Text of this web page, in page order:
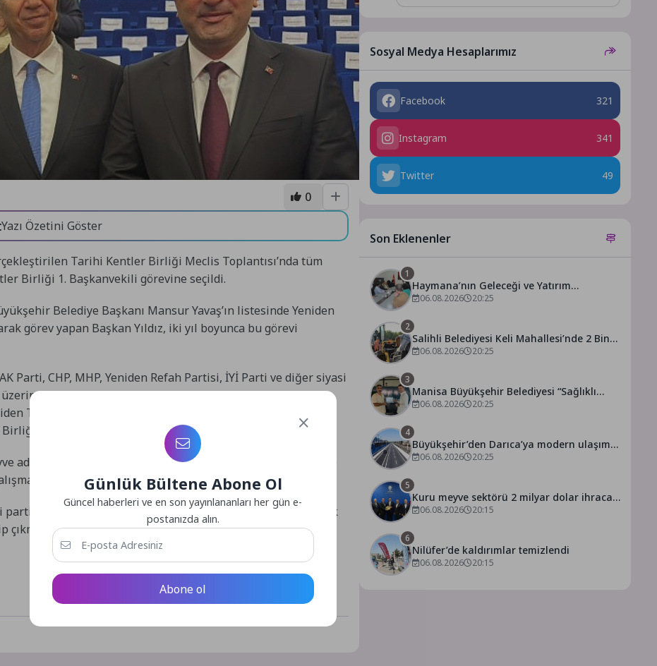
0
Yazı Özetini Göster
Tarihi Kentler Birliği Meclis Toplantısı’nda tüm
Birliği 1. Başkanvekili görevine seçildi.
Belediye Başkanı Mansur Yavaş’ın listesinde Yeniden
görev yapan Başkan Yıldız, iki yıl boyunca bu görevi
Parti, CHP, MHP, Yeniden Refah Partisi, İYİ Parti ve diğer siyasi
seçim yapıldı. Meclis toplantısında, Ankara
Tarihi Kentler Birliği Başkanlığı’na seçilirken, Geyve
Birliği 1. Başkanvekili olarak görevlendirildi.
adına da büyük bir gurur kaynağı olurken; tarihi, kültürel ve
aktif rol üstleneceği ifade edildi.
parti temsilcilerine ve birlik üyelerine teşekkür ederek, “Ortak
devam edeceğiz” mesajını verdi.
yeni yatırımlar,...
Sosyal Medya Hesaplarımız
Facebook 321
Instagram 341
Twitter 49
Son Eklenenler
1
Haymana’nın Geleceği ve Yatırım
Potansiyeli Masaya Yatırıldı
06.08.2026 20:25
2
Salihli Belediyesi Keli Mahallesi’nde 2 Bin
250 Ton Sıcak Asfalt Çalışmasını
06.08.2026 20:25
3
Manisa Büyükşehir Belediyesi “Sağlıklı
İşyeri” Sertifikasını Aldı
06.08.2026 20:25
4
Büyükşehir’den Darıca’ya modern ulaşım
yatırımı
06.08.2026 20:25
5
Kuru meyve sektörü 2 milyar dolar ihracat
hedefi için Ankara’dan destek istedi
06.08.2026 20:15
6
Nilüfer’de kaldırımlar temizlendi
06.08.2026 20:15
Günlük Bültene Abone Ol
Güncel haberleri ve en son yayınlananları her gün e-
postanızda alın.
Abone ol